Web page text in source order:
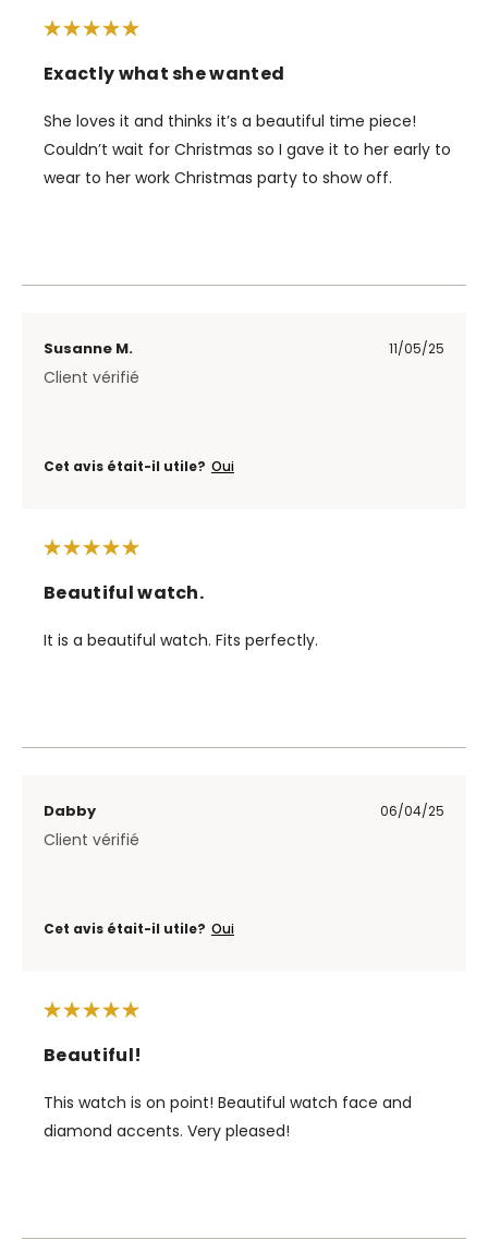
Exactly what she wanted
She loves it and thinks it’s a beautiful time piece!
Couldn’t wait for Christmas so I gave it to her early to
wear to her work Christmas party to show off.
Susanne M. 11/05/25
Client vérifié
Cet avis était-il utile? Oui
Beautiful watch.
It is a beautiful watch. Fits perfectly.
Dabby 06/04/25
Client vérifié
Cet avis était-il utile? Oui
Beautiful!
This watch is on point! Beautiful watch face and
diamond accents. Very pleased!